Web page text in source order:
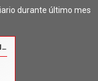
durante último mes